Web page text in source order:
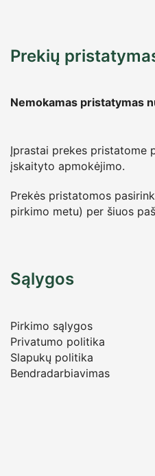
Prekių
Nemokamas pristatymas
Įprastai prekes pristatome
įskaityto apmokėjimo.
Prekės pristatomos
pirkimo metu) per šiuos
Sąlygos
Pirkimo sąlygos
Privatumo politika
Slapukų politika
Bendradarbiavimas